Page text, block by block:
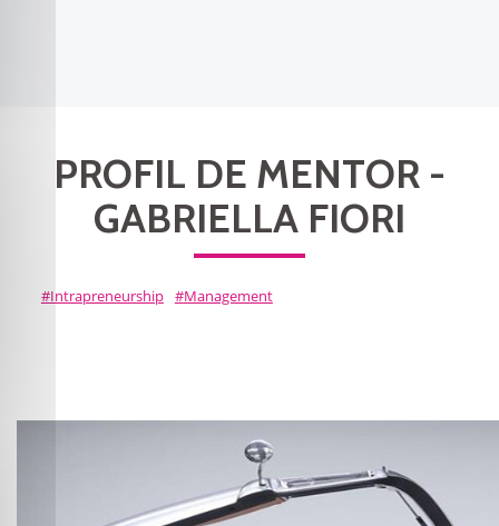
PROFIL DE MENTOR -
GABRIELLA FIORI
Intrapreneurship Management